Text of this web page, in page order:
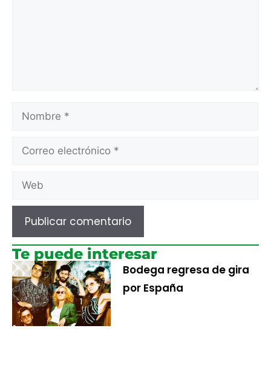
Te puede interesar
Bodega regresa de gira
por España